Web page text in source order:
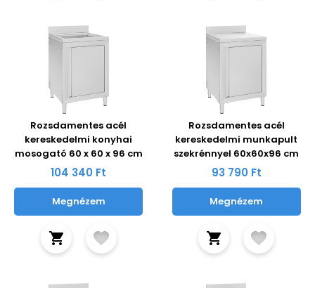
Rozsdamentes acél
kereskedelmi konyhai
mosogató 60 x 60 x 96 cm
104 340 Ft
Megnézem
Rozsdamentes acél
kereskedelmi munkapult
szekrénnyel 60x60x96 cm
93 790 Ft
Megnézem